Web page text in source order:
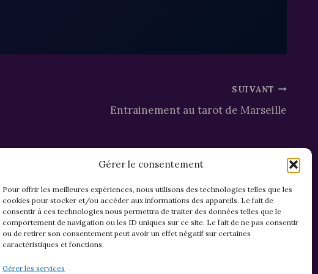
Gérer le consentement
Pour offrir les meilleures expériences, nous utilisons des technologies telles que les
cookies pour stocker et/ou accéder aux informations des appareils. Le fait de
consentir à ces technologies nous permettra de traiter des données telles que le
comportement de navigation ou les ID uniques sur ce site. Le fait de ne pas consentir
ou de retirer son consentement peut avoir un effet négatif sur certaines
caractéristiques et fonctions.
Gérer les services
SUIVANT
Entrainement au tarot de Marseille
Mentions légales & confidentialité